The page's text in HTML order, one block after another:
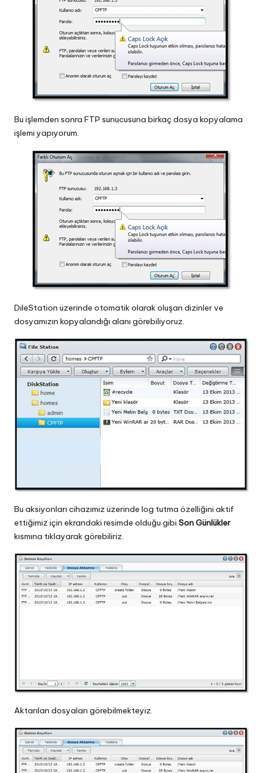
Bu işlemden sonra FTP sunucusuna birkaç dosya kopyalama
işlemi yapıyorum.
DileStation üzerinde otomatik olarak oluşan dizinler ve
dosyamızın kopyalandığı alanı görebiliyoruz.
Bu aksiyonları cihazımız üzerinde log tutma özelliğini aktif
ettiğimiz için ekrandaki resimde olduğu gibi Son Günlükler
kısmına tıklayarak görebiliriz.
Aktarılan dosyaları görebilmekteyiz.